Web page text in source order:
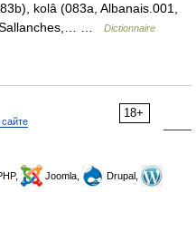
kolâ (083a, Albanais.001,
Sallanches,… …
Dictionnaire
18+
Joomla,
Drupal,